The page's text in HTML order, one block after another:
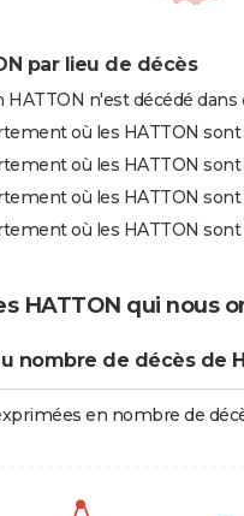
par lieu de décès
HATTON n'est décédé
où les HATTON
où les HATTON sont
où les HATTON
où les HATTON
HATTON qui nous
nombre de décès de
en nombre de